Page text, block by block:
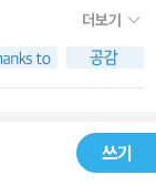
구부장, 의학 박사
단과학기술연구
구과 교수, 이학
대학원 의학계연
든 정보의 1세트라
라면이번 하이라
다? 한 방울의 혈
170com 정도의
나오길래이렇게
?저와 함께 뉴턴
가?유전의 기본부
줄 같은 것은 DNA
더보기
쓰기